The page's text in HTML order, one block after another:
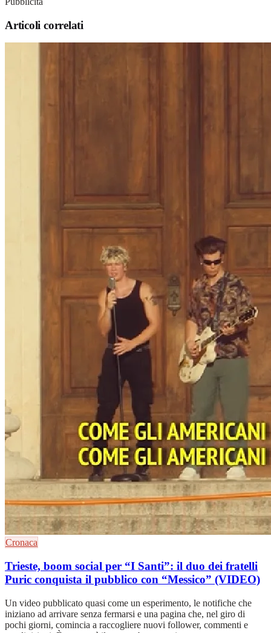
Articoli correlati
Cronaca
Trieste, boom social per “I Santi”: il duo dei fratelli
Puric conquista il pubblico con “Messico” (VIDEO)
Un video pubblicato quasi come un esperimento, le notifiche che
iniziano ad arrivare senza fermarsi e una pagina che, nel giro di
pochi giorni, comincia a raccogliere nuovi follower, commenti e